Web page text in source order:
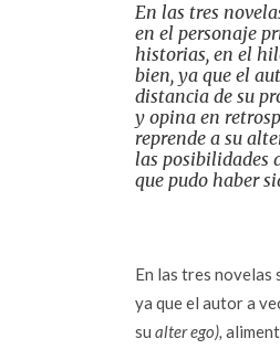
En las tres
en el personaje
historias, en el
bien, ya que el
distancia de su
y opina en
reprende a su
las posibilidades
que pudo haber
En las tres novelas
ya que el autor a
su alter ego),